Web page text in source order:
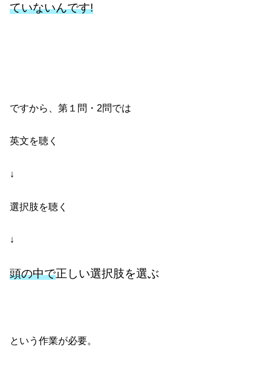
ていないんです!
ですから、第１問・2問では
英文を聴く
↓
選択肢を聴く
↓
頭の中で正しい選択肢を選ぶ
という作業が必要。